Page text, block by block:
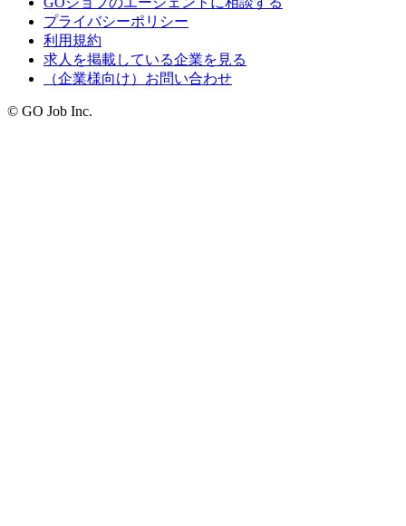
プライバシーポリシー
利用規約
求人を掲載している企業を見る
（企業様向け）お問い合わせ
© GO Job Inc.